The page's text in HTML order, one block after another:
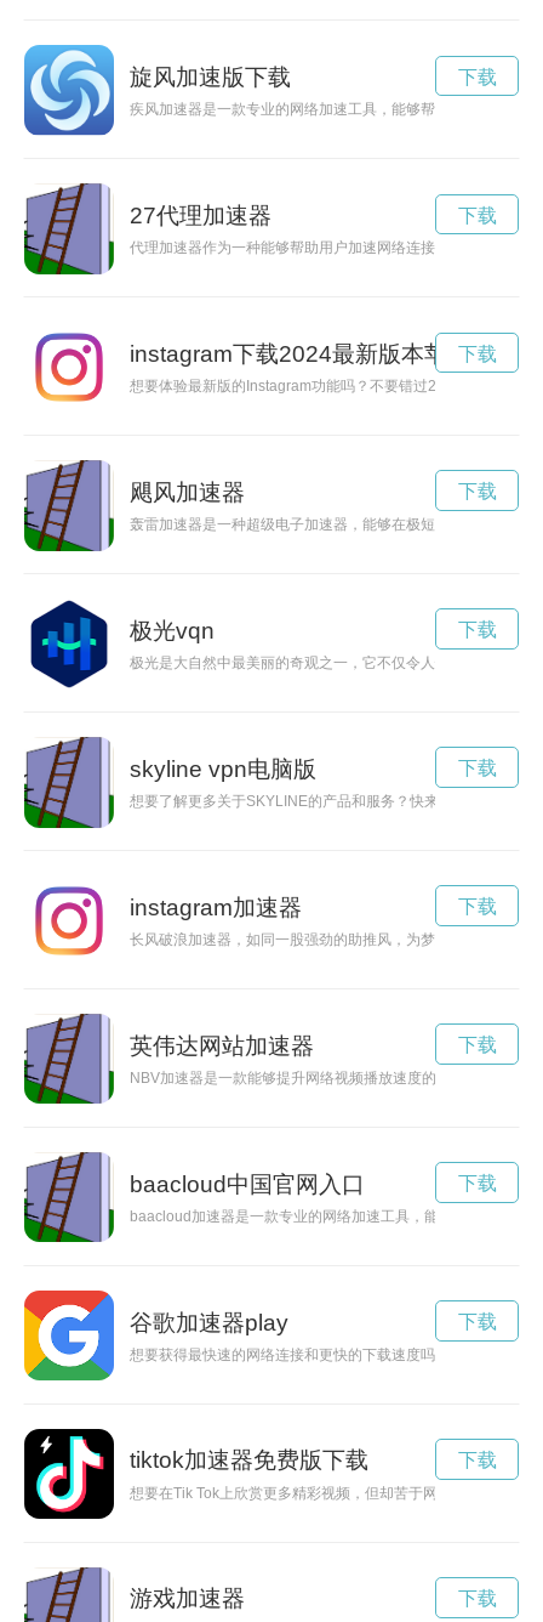
旋风加速版下载
疾风加速器是一款专业的网络加速工具，能够帮助用户提升网
下载
27代理加速器
代理加速器作为一种能够帮助用户加速网络连接、保护隐私的
下载
instagram下载2024最新版本苹果
想要体验最新版的Instagram功能吗？不要错过2024年最新版
下载
飓风加速器
轰雷加速器是一种超级电子加速器，能够在极短的时间内将电
下载
极光vqn
极光是大自然中最美丽的奇观之一，它不仅令人惊叹，更是科
下载
skyline vpn电脑版
想要了解更多关于SKYLINE的产品和服务？快来点击SKYLINE
下载
instagram加速器
长风破浪加速器，如同一股强劲的助推风，为梦想的航船提供
下载
英伟达网站加速器
NBV加速器是一款能够提升网络视频播放速度的工具，让用户
下载
baacloud中国官网入口
baacloud加速器是一款专业的网络加速工具，能够有效提升网
下载
谷歌加速器play
想要获得最快速的网络连接和更快的下载速度吗？赶快下载谷
下载
tiktok加速器免费版下载
想要在Tik Tok上欣赏更多精彩视频，但却苦于网速不给力？别
下载
游戏加速器 下载